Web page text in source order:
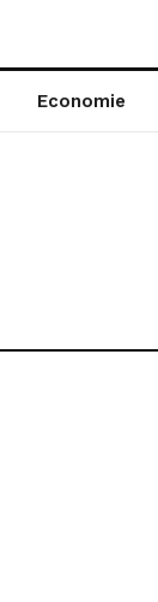
Economie